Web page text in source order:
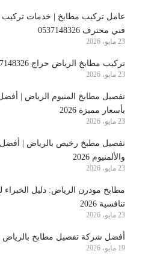
عامل تركيب مطابخ | خدمات تركيب
فني محترف 0537148326
23 مايو، 2026
تركيب مطابخ الرياض حراج 0537148326
23 مايو، 2026
تفصيل مطابخ المنيوم الرياض |
بأسعار مميزة 2026
23 مايو، 2026
تفصيل مطبخ رخيص بالرياض | أفضل
والألمنيوم 2026
23 مايو، 2026
مطابخ مودرن الرياض: دليل الخبراء
تنافسية 2026
23 مايو، 2026
أفضل شركة تفصيل مطابخ بالرياض
19 مايو، 2026